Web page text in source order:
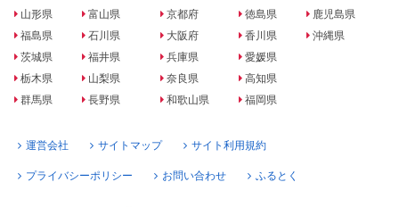
山形県
福島県
茨城県
栃木県
群馬県
富山県
石川県
福井県
山梨県
長野県
京都府
大阪府
兵庫県
奈良県
和歌山県
徳島県
香川県
愛媛県
高知県
福岡県
鹿児島県
沖縄県
運営会社 サイトマップ サイト利用規約
プライバシーポリシー お問い合わせ ふるとく